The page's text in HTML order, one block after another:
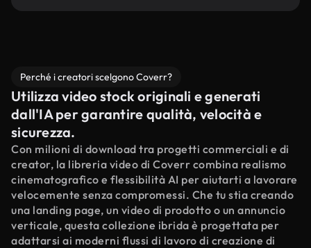
Perché i creatori scelgono Coverr?
Utilizza video stock originali e generati
dall'IA per garantire qualità, velocità e
sicurezza.
Con milioni di download tra progetti commerciali e di
creator, la libreria video di Coverr combina realismo
cinematografico e flessibilità AI per aiutarti a lavorare
velocemente senza compromessi. Che tu stia creando
una landing page, un video di prodotto o un annuncio
verticale, questa collezione ibrida è progettata per
adattarsi ai moderni flussi di lavoro di creazione di